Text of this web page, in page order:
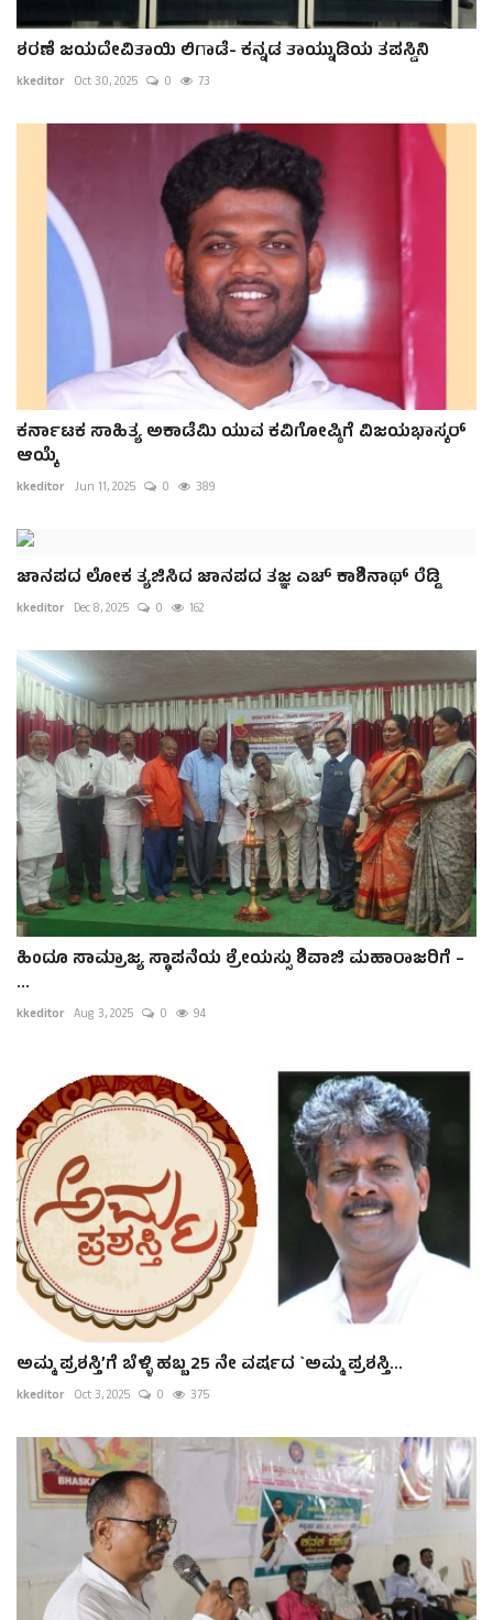
ಶರಣೆ ಜಯದೇವಿತಾಯಿ ಲಿಗಾಡೆ- ಕನ್ನಡ ತಾಯ್ನುಡಿಯ ತಪಸ್ವಿನಿ
kkeditor Oct 30, 2025 0 73
ಕರ್ನಾಟಕ ಸಾಹಿತ್ಯ ಅಕಾಡೆಮಿ ಯುವ ಕವಿಗೋಷ್ಠಿಗೆ ವಿಜಯಭಾಸ್ಕರ್
ಆಯ್ಕೆ
kkeditor Jun 11, 2025 0 389
ಜಾನಪದ ಲೋಕ ತ್ಯಜಿಸಿದ ಜಾನಪದ ತಜ್ಞ ಎಚ್ ಕಾಶಿನಾಥ್ ರೆಡ್ಡಿ
kkeditor Dec 8, 2025 0 162
ಹಿಂದೂ ಸಾಮ್ರಾಜ್ಯ ಸ್ಥಾಪನೆಯ ಶ್ರೇಯಸ್ಸು ಶಿವಾಜಿ ಮಹಾರಾಜರಿಗೆ –
...
kkeditor Aug 3, 2025 0 94
ಅಮ್ಮ ಪ್ರಶಸ್ತಿ’ಗೆ ಬೆಳ್ಳಿ ಹಬ್ಬ 25 ನೇ ವರ್ಷದ `ಅಮ್ಮ ಪ್ರಶಸ್ತಿ...
kkeditor Oct 3, 2025 0 375